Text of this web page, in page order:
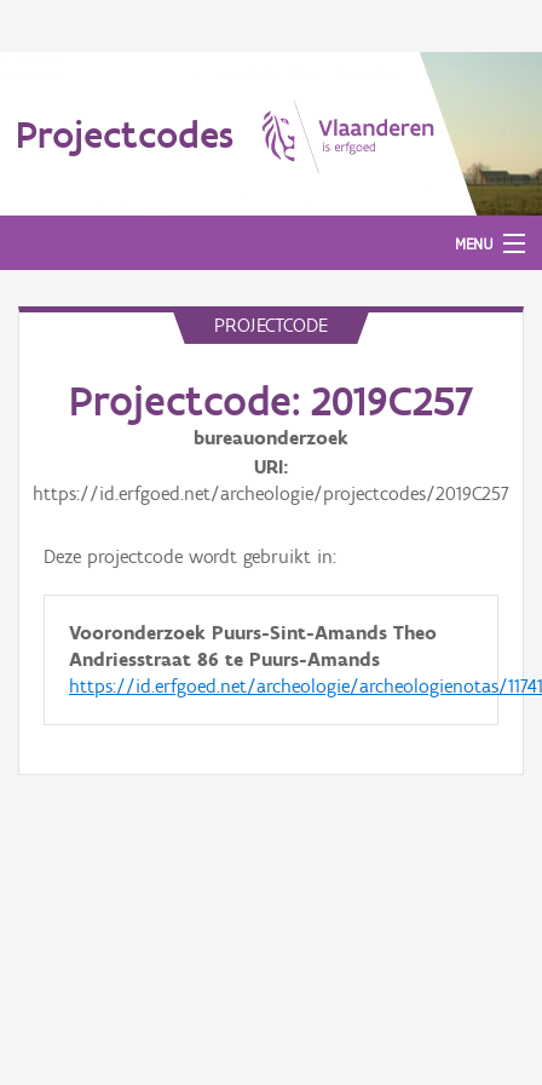
Projectcodes
MENU
PROJECTCODE
Projectcode: 2019C257
bureauonderzoek
URI
https://id.erfgoed.net/archeologie/projectcodes/2019C257
Deze projectcode wordt gebruikt in:
Vooronderzoek Puurs-Sint-Amands Theo
Andriesstraat 86 te Puurs-Amands
https://id.erfgoed.net/archeologie/archeologienotas/11741